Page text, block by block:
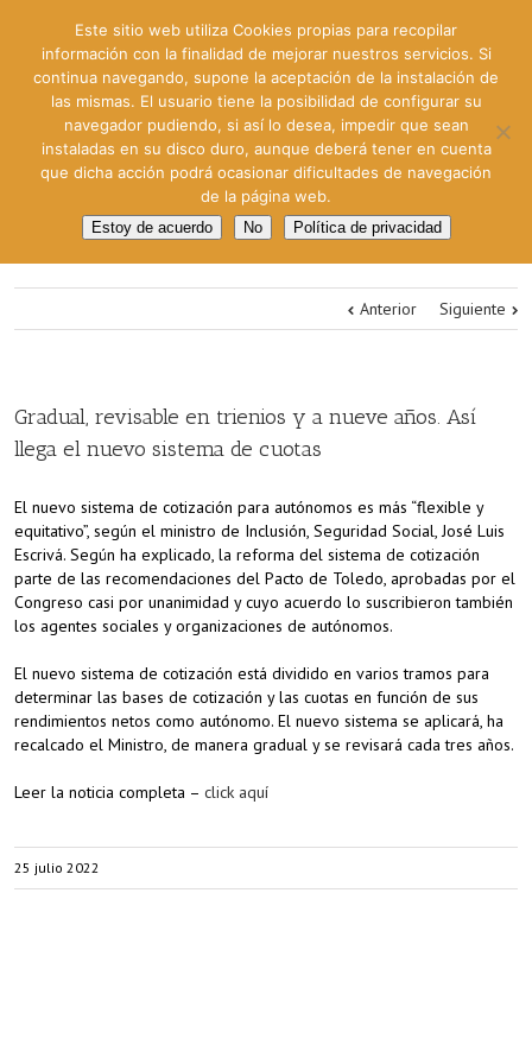
Anterior Siguiente
Gradual, revisable en trienios y a nueve años. Así
llega el nuevo sistema de cuotas
El nuevo sistema de cotización para autónomos es más “flexible y
equitativo”, según el ministro de Inclusión, Seguridad Social, José Luis
Escrivá. Según ha explicado, la reforma del sistema de cotización
parte de las recomendaciones del Pacto de Toledo, aprobadas por el
Congreso casi por unanimidad y cuyo acuerdo lo suscribieron también
los agentes sociales y organizaciones de autónomos.
El nuevo sistema de cotización está dividido en varios tramos para
determinar las bases de cotización y las cuotas en función de sus
rendimientos netos como autónomo. El nuevo sistema se aplicará, ha
recalcado el Ministro, de manera gradual y se revisará cada tres años.
Leer la noticia completa – click aquí
25 julio 2022
Este sitio web utiliza Cookies propias para recopilar
información con la finalidad de mejorar nuestros servicios. Si
continua navegando, supone la aceptación de la instalación de
las mismas. El usuario tiene la posibilidad de configurar su
navegador pudiendo, si así lo desea, impedir que sean
instaladas en su disco duro, aunque deberá tener en cuenta
que dicha acción podrá ocasionar dificultades de navegación
de la página web.
Estoy de acuerdo No Política de privacidad